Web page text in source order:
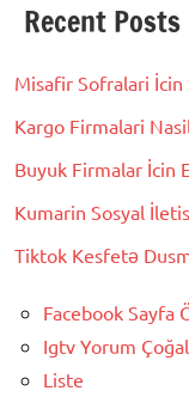
Recent Posts
Misafir Sofralari
Kargo Firmalari
Buyuk Firmalar İcin
Kumarin Sosyal
Tiktok Kesfetə
Facebook Sayfa
Igtv Yorum
Liste